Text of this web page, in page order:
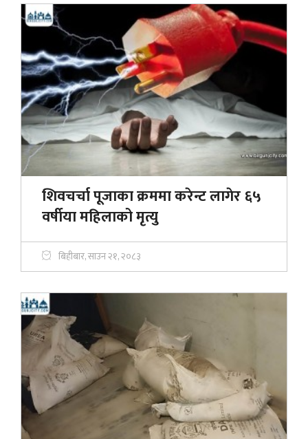
शिवचर्चा पूजाका क्रममा करेन्ट लागेर ६५
वर्षीया महिलाको मृत्यु
बिहीबार, साउन २१, २०८३